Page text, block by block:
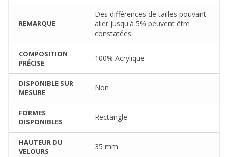
REMARQUE
Des différences de tailles pouvant
aller jusqu'à 5% peuvent être
constatées
COMPOSITION
PRÉCISE
100% Acrylique
DISPONIBLE SUR
MESURE
Non
FORMES
DISPONIBLES
Rectangle
HAUTEUR DU
VELOURS
35 mm